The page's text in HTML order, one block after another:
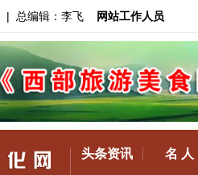
| 总编辑：李飞 网站工作人员
头条资讯 名 人